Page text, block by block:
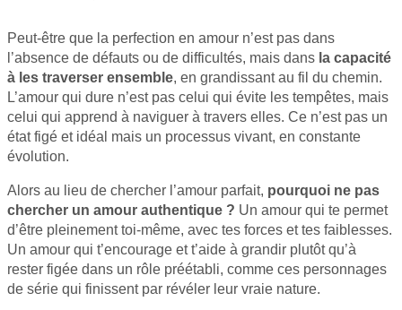
Peut-être que la perfection en amour n’est pas dans
l’absence de défauts ou de difficultés, mais dans la capacité
à les traverser ensemble, en grandissant au fil du chemin.
L’amour qui dure n’est pas celui qui évite les tempêtes, mais
celui qui apprend à naviguer à travers elles. Ce n’est pas un
état figé et idéal mais un processus vivant, en constante
évolution.
Alors au lieu de chercher l’amour parfait, pourquoi ne pas
chercher un amour authentique ? Un amour qui te permet
d’être pleinement toi-même, avec tes forces et tes faiblesses.
Un amour qui t’encourage et t’aide à grandir plutôt qu’à
rester figée dans un rôle préétabli, comme ces personnages
de série qui finissent par révéler leur vraie nature.